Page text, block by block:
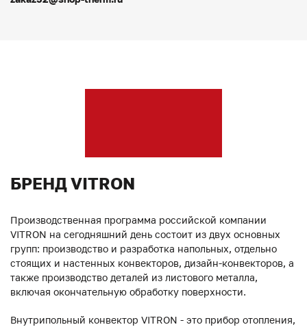
БРЕНД VITRON
Производственная программа российской компании
VITRON на сегодняшний день состоит из двух основных
групп: производство и разработка напольных, отдельно
стоящих и настенных конвекторов, дизайн-конвекторов, а
также производство деталей из листового металла,
включая окончательную обработку поверхности.
Внутрипольный конвектор VITRON - это прибор отопления,